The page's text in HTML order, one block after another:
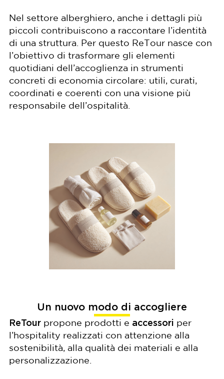
Nel settore alberghiero, anche i dettagli più
piccoli contribuiscono a raccontare l’identità
di una struttura. Per questo ReTour nasce con
l’obiettivo di trasformare gli elementi
quotidiani dell’accoglienza in strumenti
concreti di economia circolare: utili, curati,
coordinati e coerenti con una visione più
responsabile dell’ospitalità.
Un nuovo modo di accogliere
ReTour propone prodotti e accessori per
l’hospitality realizzati con attenzione alla
sostenibilità, alla qualità dei materiali e alla
personalizzazione.